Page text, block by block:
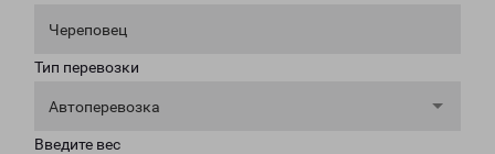
Череповец
Тип перевозки
Автоперевозка
Введите вес